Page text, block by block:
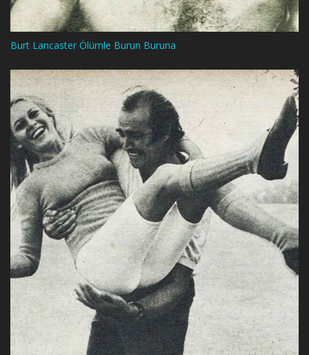
Burt Lancaster Ölümle Burun Buruna